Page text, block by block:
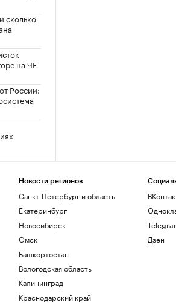
сколько
на ЧЕ
России:
РоссииНовости регионов
Санкт-Петербург и область
Екатеринбург
Новосибирск
Омск
Башкортостан
Вологодская область
Калининград
Краснодарский край
Дзен